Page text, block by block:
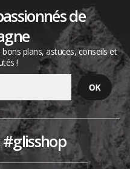
de
plans, astuces, conseils et
!
#glisshop